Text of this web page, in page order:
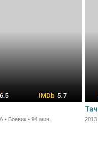
6.5 5.7
• Боевик • 94 мин. 2013